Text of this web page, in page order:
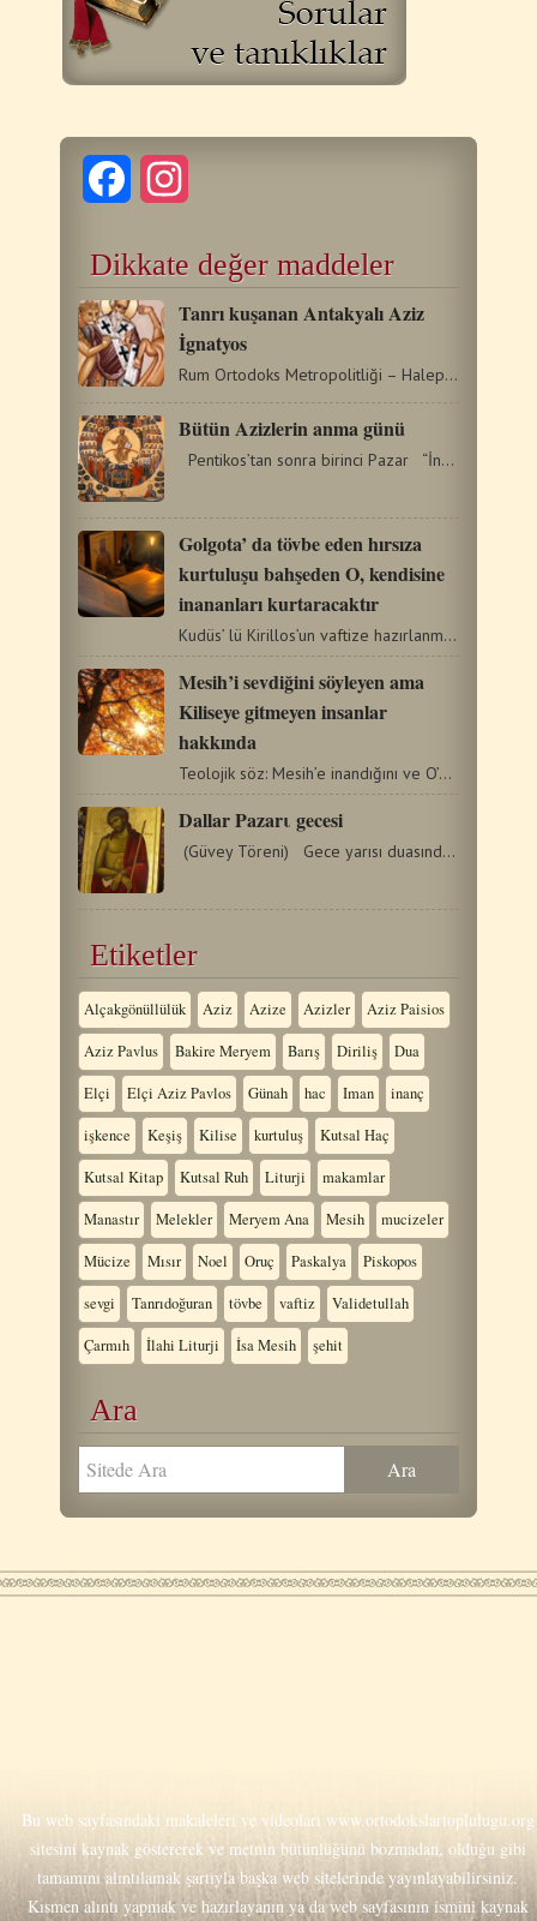
Facebook
Dikkate değer maddeler
Tanrı kuşanan Antakyalı Aziz
İgnatyos
Rum Ortodoks Metropolitliği – Halep El – Bişara Manastırı…
Bütün Azizlerin anma günü
Pentikos’tan sonra birinci Pazar “İnsanların…
Golgota’ da tövbe eden hırsıza
kurtuluşu bahşeden O, kendisine
inananları kurtaracaktır
Kudüs’ lü Kirillos’un vaftize hazırlanma derslerinden…
Mesih’i sevdiğini söyleyen ama
Kiliseye gitmeyen insanlar
hakkında
Teolojik söz: Mesih’e inandığını ve O’nu sevdiğini…
Dallar Pazarι gecesi
(Güvey Töreni) Gece yarısı duasından sonra papaz:…
Etiketler
Alçakgönüllülük Aziz Azize Azizler Aziz Paisios
Aziz Pavlus Bakire Meryem Barış Diriliş Dua
Elçi Elçi Aziz Pavlos Günah hac Iman inanç
işkence Keşiş Kilise kurtuluş Kutsal Haç
Kutsal Kitap Kutsal Ruh Liturji makamlar
Manastır Melekler Meryem Ana Mesih mucizeler
Mücize Mısır Noel Oruç Paskalya Piskopos
sevgi Tanrıdoğuran tövbe vaftiz Validetullah
Çarmıh İlahi Liturji İsa Mesih şehit
Ara
Bu web sayfasındaki makaleleri ve videoları www.ortodokslartoplulugu.org
sitesini kaynak göstererek ve metnin bütünlüğünü bozmadan, olduğu gibi
tamamını alıntılamak şartıyla başka web sitelerinde yayınlayabilirsiniz.
Kısmen alıntı yapmak ve hazırlayanın ya da web sayfasının ismini kaynak